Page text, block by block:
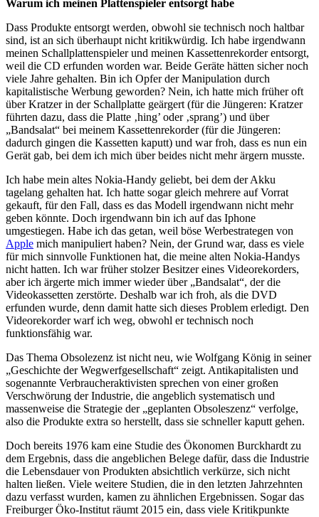
Warum ich meinen Plattenspieler entsorgt habe
Dass Produkte entsorgt werden, obwohl sie technisch noch haltbar
sind, ist an sich überhaupt nicht kritikwürdig. Ich habe irgendwann
meinen Schallplattenspieler und meinen Kassettenrekorder entsorgt,
weil die CD erfunden worden war. Beide Geräte hätten sicher noch
viele Jahre gehalten. Bin ich Opfer der Manipulation durch
kapitalistische Werbung geworden? Nein, ich hatte mich früher oft
über Kratzer in der Schallplatte geärgert (für die Jüngeren: Kratzer
führten dazu, dass die Platte ‚hing’ oder ‚sprang’) und über
„Bandsalat“ bei meinem Kassettenrekorder (für die Jüngeren:
dadurch gingen die Kassetten kaputt) und war froh, dass es nun ein
Gerät gab, bei dem ich mich über beides nicht mehr ärgern musste.
Ich habe mein altes Nokia-Handy geliebt, bei dem der Akku
tagelang gehalten hat. Ich hatte sogar gleich mehrere auf Vorrat
gekauft, für den Fall, dass es das Modell irgendwann nicht mehr
geben könnte. Doch irgendwann bin ich auf das Iphone
umgestiegen. Habe ich das getan, weil böse Werbestrategen von
Apple mich manipuliert haben? Nein, der Grund war, dass es viele
für mich sinnvolle Funktionen hat, die meine alten Nokia-Handys
nicht hatten. Ich war früher stolzer Besitzer eines Videorekorders,
aber ich ärgerte mich immer wieder über „Bandsalat“, der die
Videokassetten zerstörte. Deshalb war ich froh, als die DVD
erfunden wurde, denn damit hatte sich dieses Problem erledigt. Den
Videorekorder warf ich weg, obwohl er technisch noch
funktionsfähig war.
Das Thema Obsolezenz ist nicht neu, wie Wolfgang König in seiner
„Geschichte der Wegwerfgesellschaft“ zeigt. Antikapitalisten und
sogenannte Verbraucheraktivisten sprechen von einer großen
Verschwörung der Industrie, die angeblich systematisch und
massenweise die Strategie der „geplanten Obsoleszenz“ verfolge,
also die Produkte extra so herstellt, dass sie schneller kaputt gehen.
Doch bereits 1976 kam eine Studie des Ökonomen Burckhardt zu
dem Ergebnis, dass die angeblichen Belege dafür, dass die Industrie
die Lebensdauer von Produkten absichtlich verkürze, sich nicht
halten ließen. Viele weitere Studien, die in den letzten Jahrzehnten
dazu verfasst wurden, kamen zu ähnlichen Ergebnissen. Sogar das
Freiburger Öko-Institut räumt 2015 ein, dass viele Kritikpunkte